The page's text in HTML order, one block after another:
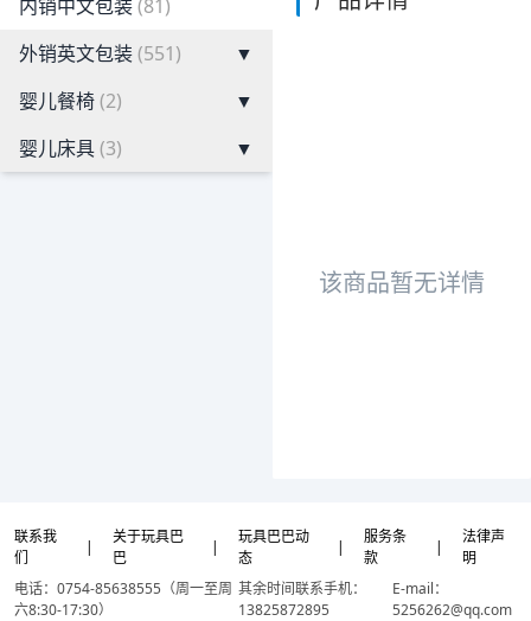
内销中文包装(81)
外销英文包装(551)
▼
婴儿餐椅(2)
▼
婴儿床具(3) ▼
该商品暂无详情
联系我
们
|
关于玩具巴
巴
|
玩具巴巴动
态
|
服务条
款
|
法律声
明
电话：0754-85638555（周一至周
六8:30-17:30）
其余时间联系手机：
13825872895
E-mail：
5256262@qq.com